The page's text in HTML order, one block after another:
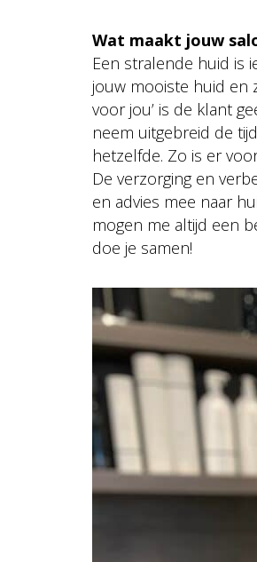
Wat maakt jouw
Een stralende huid is
jouw mooiste huid en
voor jou’ is de klant
neem uitgebreid de
hetzelfde. Zo is er
De verzorging en
en advies mee naar
mogen me altijd een
doe je samen!